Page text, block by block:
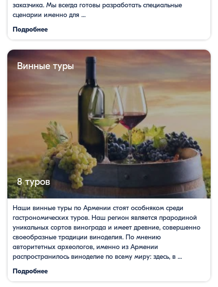
заказчика. Мы всегда готовы разработать специальные
сценарии именно для ...
Подробнее
Винные туры
8 туров
Наши винные туры по Армении стоят особняком среди
гастрономических туров. Наш регион является прародиной
уникальных сортов винограда и имеет древние, совершенно
своеобразные традиции виноделия. По мнению
авторитетных археологов, именно из Армении
распространилось виноделие по всему миру: здесь, в ...
Подробнее